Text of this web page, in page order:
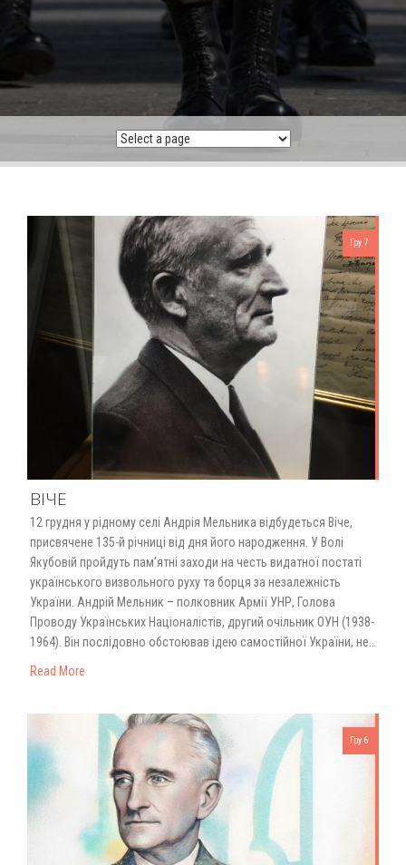
Гру 7
ВІЧЕ
12 грудня у рідному селі Андрія Мельника відбудеться Віче,
присвячене 135-й річниці від дня його народження. У Волі
Якубовій пройдуть памʼятні заходи на честь видатної постаті
українського визвольного руху та борця за незалежність
України. Андрій Мельник – полковник Армії УНР, Голова
Проводу Українських Націоналістів, другий очільник ОУН (1938-
1964). Він послідовно обстоював ідею самостійної України, не…
Read More
Гру 6